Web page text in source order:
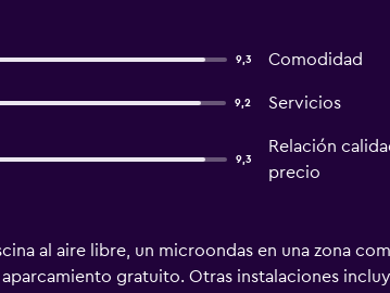
9,3 Comodidad
9,2 Servicios
9,3
Relación
precio
al aire libre, un microondas en una zona
gratuito. Otras instalaciones